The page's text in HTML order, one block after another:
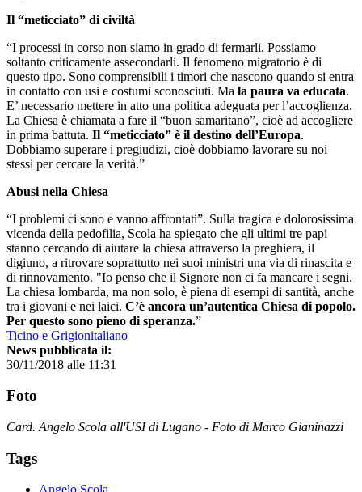
Il “meticciato” di civiltà
“I processi in corso non siamo in grado di fermarli. Possiamo
soltanto criticamente assecondarli. Il fenomeno migratorio è di
questo tipo. Sono comprensibili i timori che nascono quando si entra
in contatto con usi e costumi sconosciuti. Ma la paura va educata.
E’ necessario mettere in atto una politica adeguata per l’accoglienza.
La Chiesa è chiamata a fare il “buon samaritano”, cioè ad accogliere
in prima battuta. Il “meticciato” è il destino dell’Europa.
Dobbiamo superare i pregiudizi, cioè dobbiamo lavorare su noi
stessi per cercare la verità.”
Abusi nella Chiesa
“I problemi ci sono e vanno affrontati”. Sulla tragica e dolorosissima
vicenda della pedofilia, Scola ha spiegato che gli ultimi tre papi
stanno cercando di aiutare la chiesa attraverso la preghiera, il
digiuno, a ritrovare soprattutto nei suoi ministri una via di rinascita e
di rinnovamento. "Io penso che il Signore non ci fa mancare i segni.
La chiesa lombarda, ma non solo, è piena di esempi di santità, anche
tra i giovani e nei laici. C’è ancora un’autentica Chiesa di popolo.
Per questo sono pieno di speranza.”
Ticino e Grigionitaliano
News pubblicata il:
30/11/2018 alle 11:31
Foto
Card. Angelo Scola all'USI di Lugano - Foto di Marco Gianinazzi
Tags